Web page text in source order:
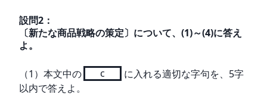
設問2 ：
〔新たな商品戦略の策定〕について、(1)～(4)に答え
よ。
（1）本文中の c
に入れる適切な字句を、5字
以内で答えよ。